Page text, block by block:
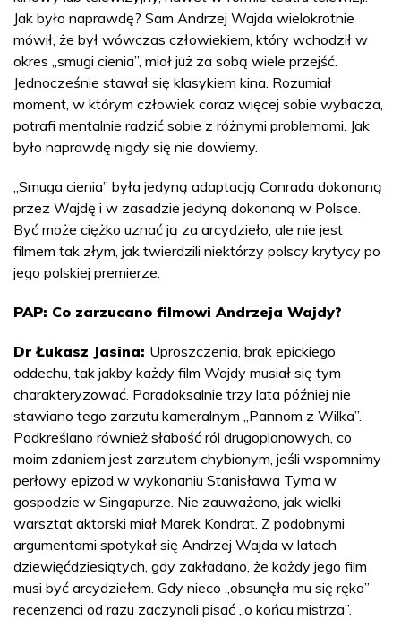
Jak było naprawdę? Sam Andrzej Wajda wielokrotnie
mówił, że był wówczas człowiekiem, który wchodził w
okres „smugi cienia”, miał już za sobą wiele przejść.
Jednocześnie stawał się klasykiem kina. Rozumiał
moment, w którym człowiek coraz więcej sobie wybacza,
potrafi mentalnie radzić sobie z różnymi problemami. Jak
było naprawdę nigdy się nie dowiemy.
„Smuga cienia” była jedyną adaptacją Conrada dokonaną
przez Wajdę i w zasadzie jedyną dokonaną w Polsce.
Być może ciężko uznać ją za arcydzieło, ale nie jest
filmem tak złym, jak twierdzili niektórzy polscy krytycy po
jego polskiej premierze.
PAP: Co zarzucano filmowi Andrzeja Wajdy?
Dr Łukasz Jasina: Uproszczenia, brak epickiego
oddechu, tak jakby każdy film Wajdy musiał się tym
charakteryzować. Paradoksalnie trzy lata później nie
stawiano tego zarzutu kameralnym „Pannom z Wilka”.
Podkreślano również słabość ról drugoplanowych, co
moim zdaniem jest zarzutem chybionym, jeśli wspomnimy
perłowy epizod w wykonaniu Stanisława Tyma w
gospodzie w Singapurze. Nie zauważano, jak wielki
warsztat aktorski miał Marek Kondrat. Z podobnymi
argumentami spotykał się Andrzej Wajda w latach
dziewięćdziesiątych, gdy zakładano, że każdy jego film
musi być arcydziełem. Gdy nieco „obsunęła mu się ręka”
recenzenci od razu zaczynali pisać „o końcu mistrza”.